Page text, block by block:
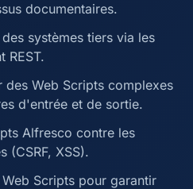
documentaires.
systèmes tiers via les
REST.
Web Scripts complexes
d'entrée et de sortie.
Alfresco contre les
(CSRF, XSS).
Scripts pour garantir